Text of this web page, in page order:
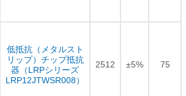
低抵抗（メタルスト
リップ）チップ抵抗
器（LRPシリーズ
LRP12JTWSR008）
2512 ±5% 75